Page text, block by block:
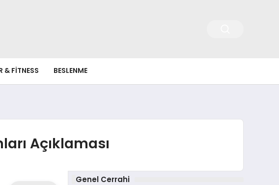
& FITNESS BESLENME
Açıklaması
Genel Cerrahi